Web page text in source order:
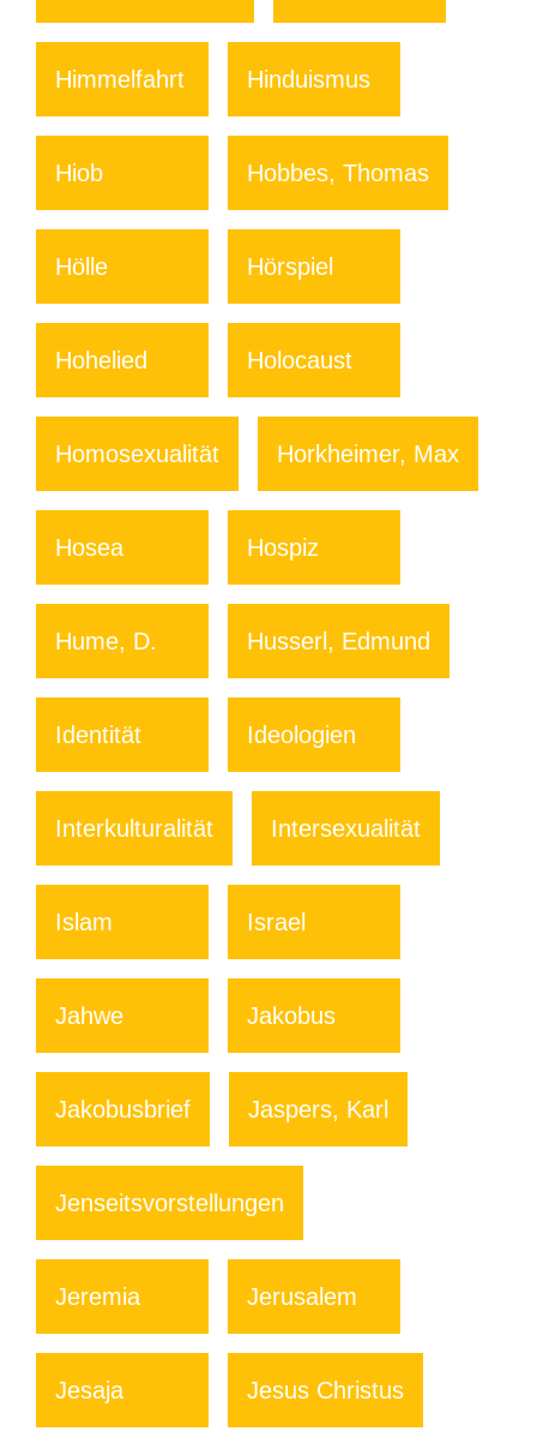
Himmelfahrt Hinduismus
Hiob Hobbes, Thomas
Hölle Hörspiel
Hohelied Holocaust
Homosexualität Horkheimer, Max
Hosea Hospiz
Hume, D. Husserl, Edmund
Identität Ideologien
Interkulturalität Intersexualität
Islam Israel
Jahwe Jakobus
Jakobusbrief Jaspers, Karl
Jenseitsvorstellungen
Jeremia Jerusalem
Jesaja Jesus Christus